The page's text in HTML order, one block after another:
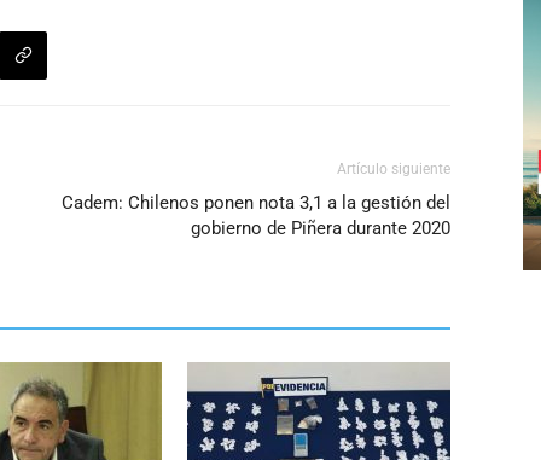
Artículo siguiente
Cadem: Chilenos ponen nota 3,1 a la gestión del
gobierno de Piñera durante 2020